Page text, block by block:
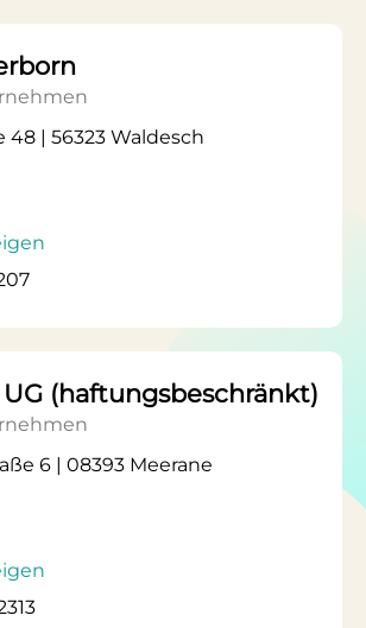
48 | 56323 Waldesch
UG (haftungsbeschränkt)
6 | 08393 Meerane